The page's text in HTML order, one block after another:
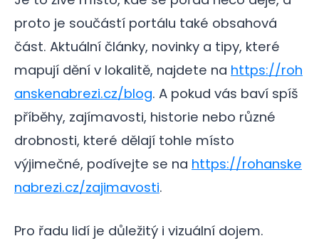
proto je součástí portálu také obsahová
část. Aktuální články, novinky a tipy, které
mapují dění v lokalitě, najdete na https://roh
anskenabrezi.cz/blog. A pokud vás baví spíš
příběhy, zajímavosti, historie nebo různé
drobnosti, které dělají tohle místo
výjimečné, podívejte se na https://rohanske
nabrezi.cz/zajimavosti.
Pro řadu lidí je důležitý i vizuální dojem.